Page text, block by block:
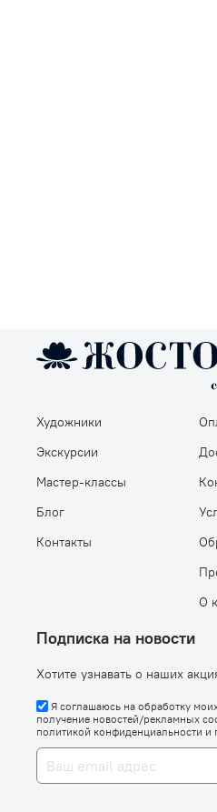
Художники
Экскурсии
Мастер-классы
Блог
Контакты
О
Подписка на новости
Хотите узнавать о наших
Я соглашаюсь на обработку
получение новостей/рекламных
политикой конфиденциальности и